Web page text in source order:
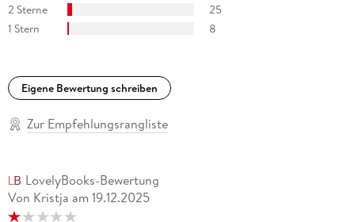
2 Sterne
25
1 Stern
8
Eigene Bewertung schreiben
Zur Empfehlungsrangliste
LovelyBooks-Bewertung
Von Kristja am 19.12.2025